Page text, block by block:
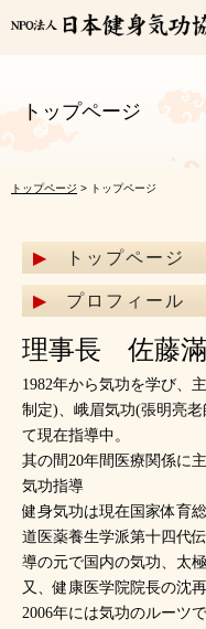
トップページ
トップページ > トップページ
トップページ
プロフィール
理事長 佐藤
1982年から気功を学び、
制定)、峨眉気功(張明亮
て現在指導中。
其の間20年間医療関係に
気功指導
健身気功は現在国家体育
道医薬養生学派第十四代
導の元で国内の気功、太
又、健康医学院院長の沈
2006年には気功のルーツ